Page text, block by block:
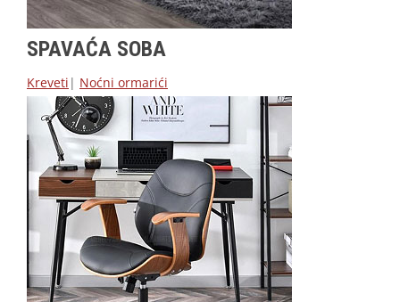
SPAVAĆA SOBA
Kreveti | Noćni ormarići